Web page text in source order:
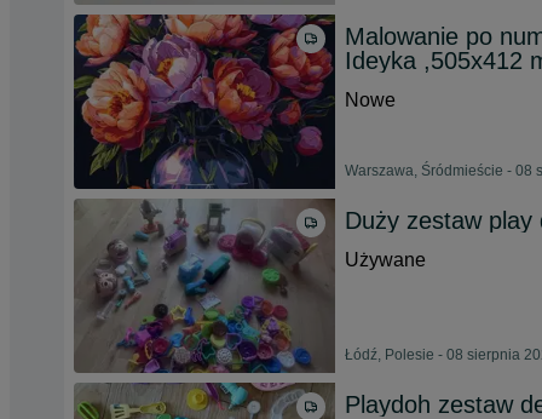
Malowanie po
Ideyka ,505x412
Nowe
Warszawa, Śródmieście - 08
Duży zestaw play
Używane
Łódź, Polesie - 08 sierpnia
Playdoh zestaw